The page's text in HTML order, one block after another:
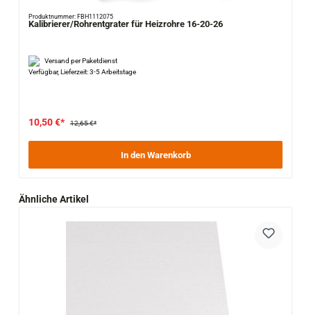
Produktnummer: FBH1112075
Kalibrierer/Rohrentgrater für Heizrohre 16-20-26
Versand per Paketdienst
Verfügbar, Lieferzeit: 3-5 Arbeitstage
10,50 €* 12,65 €*
In den Warenkorb
Produktgalerie überspringen
Ähnliche Artikel